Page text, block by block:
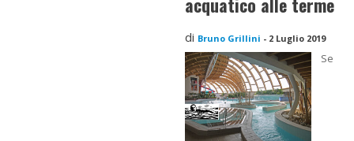
di Bruno Grillini - 2 Luglio 2019
Se